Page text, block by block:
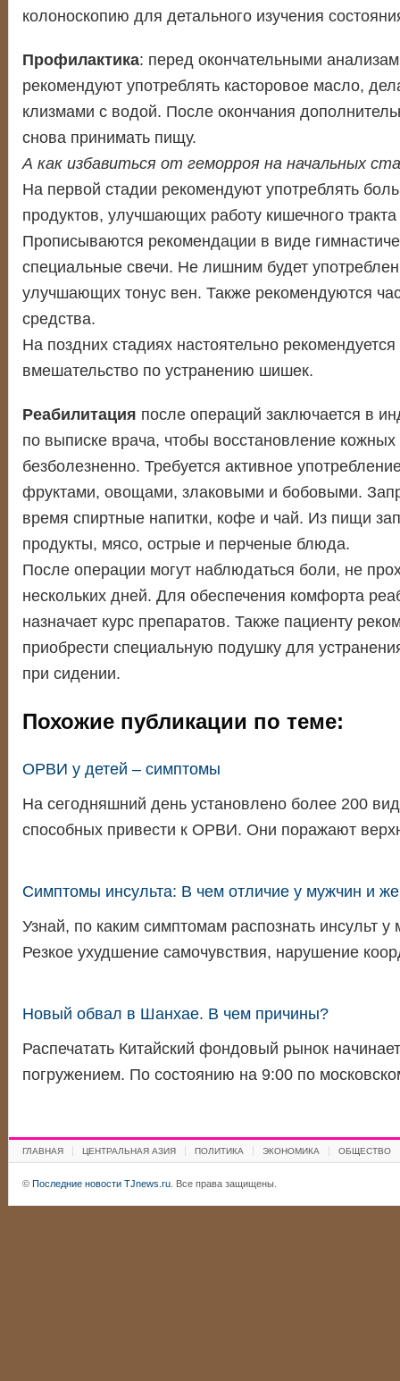
колоноскопию для детального изучения
Профилактика: перед окончательными
рекомендуют употреблять касторовое масло,
клизмами с водой. После окончания
снова принимать пищу.
А как избавиться от геморроя на начальных
На первой стадии рекомендуют употреблять
продуктов, улучшающих работу кишечного
Прописываются рекомендации в виде
специальные свечи. Не лишним будет
улучшающих тонус вен. Также рекомендуются
средства.
На поздних стадиях настоятельно рекомендуется
вмешательство по устранению шишек.
Реабилитация после операций заключается в
по выписке врача, чтобы восстановление
безболезненно. Требуется активное
фруктами, овощами, злаковыми и бобовыми.
время спиртные напитки, кофе и чай. Из пищи
продукты, мясо, острые и перченые блюда.
После операции могут наблюдаться боли, не
нескольких дней. Для обеспечения комфорта
назначает курс препаратов. Также пациенту
приобрести специальную подушку для
при сидении.
Похожие публикации по теме:
ОРВИ у детей – симптомы
На сегодняшний день установлено более 200
способных привести к ОРВИ. Они поражают
Симптомы инсульта: В чем отличие у мужчин и
Узнай, по каким симптомам распознать инсульт
Резкое ухудшение самочувствия, нарушение
Новый обвал в Шанхае. В чем причины?
Распечатать Китайский фондовый рынок
погружением. По состоянию на 9:00 по
ГЛАВНАЯ ЦЕНТРАЛЬНАЯ АЗИЯ ПОЛИТИКА ЭКОНОМИКА ОБЩЕСТВО
© Последние новости TJnews.ru. Все права защищены.